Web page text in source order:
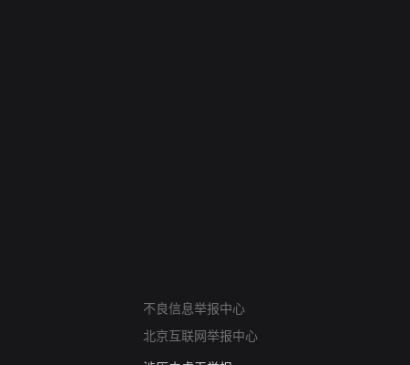
不良信息举报中心
北京互联网举报中心
亚运会举报专区